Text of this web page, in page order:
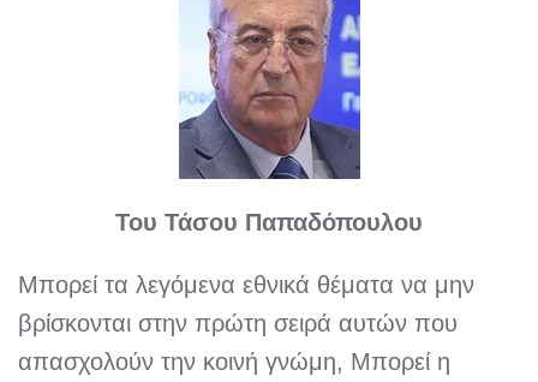
Του Τάσου Παπαδόπουλου
Μπορεί τα λεγόμενα εθνικά θέματα να μην
βρίσκονται στην πρώτη σειρά αυτών που
απασχολούν την κοινή γνώμη, Μπορεί η